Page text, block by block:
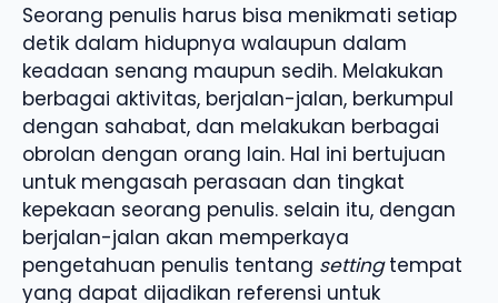
Seorang penulis harus bisa menikmati setiap
detik dalam hidupnya walaupun dalam
keadaan senang maupun sedih. Melakukan
berbagai aktivitas, berjalan-jalan, berkumpul
dengan sahabat, dan melakukan berbagai
obrolan dengan orang lain. Hal ini bertujuan
untuk mengasah perasaan dan tingkat
kepekaan seorang penulis. selain itu, dengan
berjalan-jalan akan memperkaya
pengetahuan penulis tentang settingtempat
yang dapat dijadikan referensi untuk